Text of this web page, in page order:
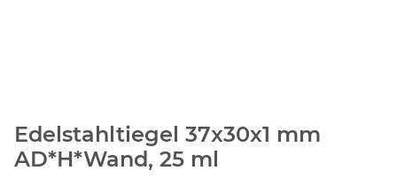
Edelstahltiegel 37x30x1 mm
AD*H*Wand, 25 ml